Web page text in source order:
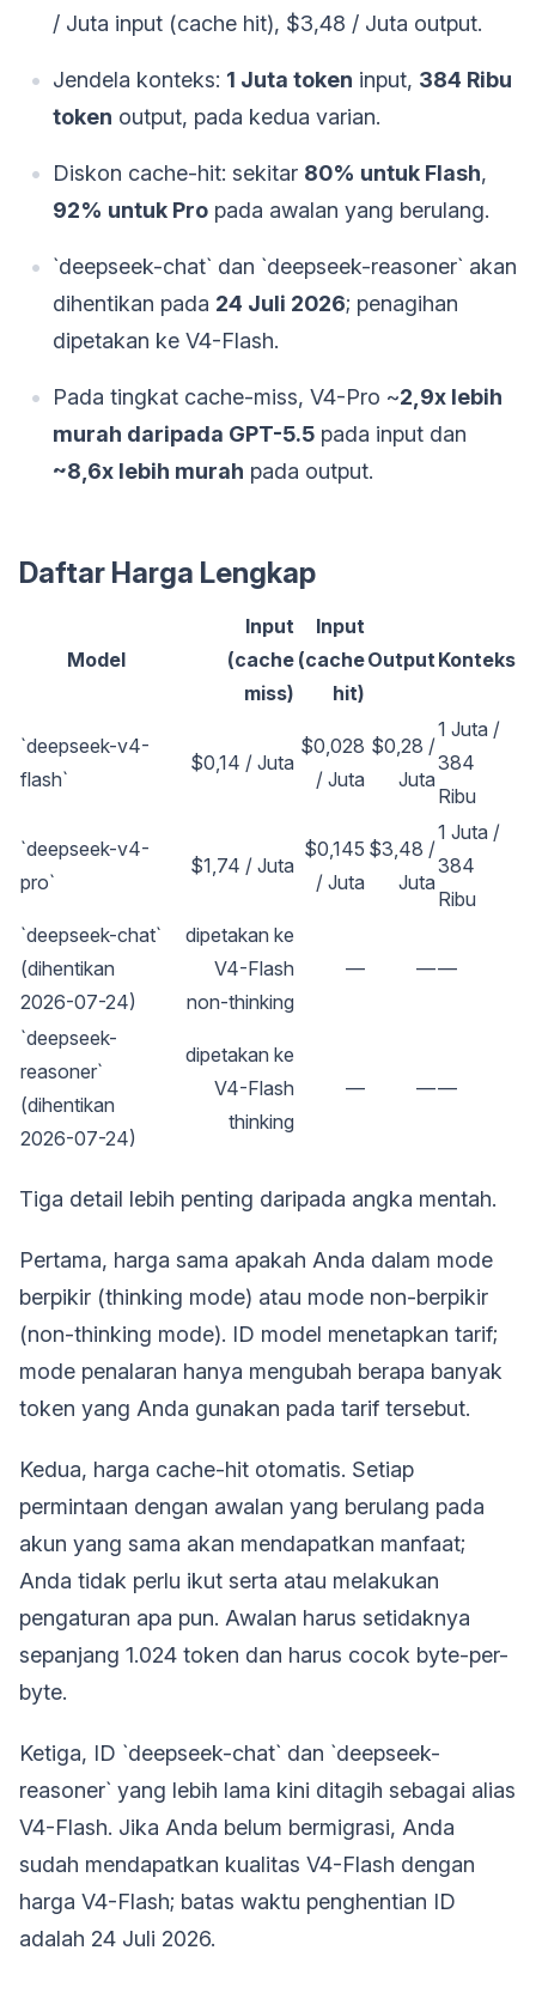
/ Juta input (cache hit), $3,48 / Juta output.
Jendela konteks: 1 Juta token input, 384 Ribu
token output, pada kedua varian.
Diskon cache-hit: sekitar 80% untuk Flash,
92% untuk Pro pada awalan yang berulang.
`deepseek-chat` dan `deepseek-reasoner` akan
dihentikan pada 24 Juli 2026; penagihan
dipetakan ke V4-Flash.
Pada tingkat cache-miss, V4-Pro ~2,9x lebih
murah daripada GPT-5.5 pada input dan
~8,6x lebih murah pada output.
Daftar Harga Lengkap
Model
Input
(cache
miss)
Input
(cache
hit)
Output Konteks
`deepseek-v4-
flash`
$0,14 / Juta
$0,028
/ Juta
$0,28 /
Juta
1 Juta /
384
Ribu
`deepseek-v4-
pro`
$1,74 / Juta
$0,145
/ Juta
$3,48 /
Juta
1 Juta /
384
Ribu
`deepseek-chat`
(dihentikan
2026-07-24)
dipetakan ke
V4-Flash
non-thinking
— ——
`deepseek-
reasoner`
(dihentikan
2026-07-24)
dipetakan ke
V4-Flash
thinking
— ——
Tiga detail lebih penting daripada angka mentah.
Pertama, harga sama apakah Anda dalam mode
berpikir (thinking mode) atau mode non-berpikir
(non-thinking mode). ID model menetapkan tarif;
mode penalaran hanya mengubah berapa banyak
token yang Anda gunakan pada tarif tersebut.
Kedua, harga cache-hit otomatis. Setiap
permintaan dengan awalan yang berulang pada
akun yang sama akan mendapatkan manfaat;
Anda tidak perlu ikut serta atau melakukan
pengaturan apa pun. Awalan harus setidaknya
sepanjang 1.024 token dan harus cocok byte-per-
byte.
Ketiga, ID `deepseek-chat` dan `deepseek-
reasoner` yang lebih lama kini ditagih sebagai alias
V4-Flash. Jika Anda belum bermigrasi, Anda
sudah mendapatkan kualitas V4-Flash dengan
harga V4-Flash; batas waktu penghentian ID
adalah 24 Juli 2026.